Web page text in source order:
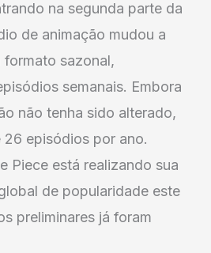
na segunda parte da
de animação mudou a
sazonal,
semanais. Embora
não tenha sido alterado,
episódios por ano.
Piece está realizando sua
de popularidade este
preliminares já foram